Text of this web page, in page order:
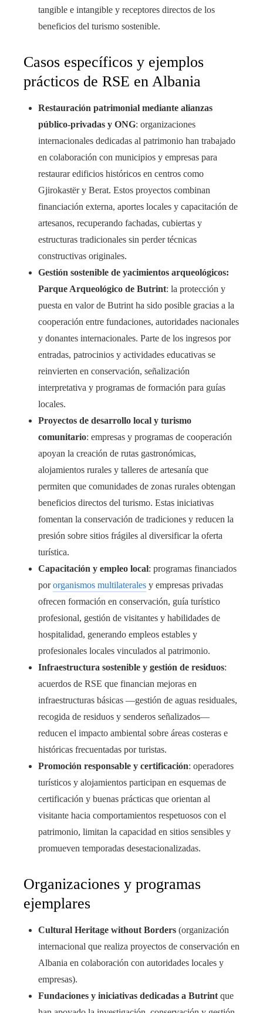
tangible e intangible y receptores directos de los
beneficios del turismo sostenible.
Casos específicos y ejemplos
prácticos de RSE en Albania
Restauración patrimonial mediante alianzas
público-privadas y ONG: organizaciones
internacionales dedicadas al patrimonio han trabajado
en colaboración con municipios y empresas para
restaurar edificios históricos en centros como
Gjirokastër y Berat. Estos proyectos combinan
financiación externa, aportes locales y capacitación de
artesanos, recuperando fachadas, cubiertas y
estructuras tradicionales sin perder técnicas
constructivas originales.
Gestión sostenible de yacimientos arqueológicos:
Parque Arqueológico de Butrint: la protección y
puesta en valor de Butrint ha sido posible gracias a la
cooperación entre fundaciones, autoridades nacionales
y donantes internacionales. Parte de los ingresos por
entradas, patrocinios y actividades educativas se
reinvierten en conservación, señalización
interpretativa y programas de formación para guías
locales.
Proyectos de desarrollo local y turismo
comunitario: empresas y programas de cooperación
apoyan la creación de rutas gastronómicas,
alojamientos rurales y talleres de artesanía que
permiten que comunidades de zonas rurales obtengan
beneficios directos del turismo. Estas iniciativas
fomentan la conservación de tradiciones y reducen la
presión sobre sitios frágiles al diversificar la oferta
turística.
Capacitación y empleo local: programas financiados
pororganismos multilaterales y empresas privadas
ofrecen formación en conservación, guía turístico
profesional, gestión de visitantes y habilidades de
hospitalidad, generando empleos estables y
profesionales locales vinculados al patrimonio.
Infraestructura sostenible y gestión de residuos:
acuerdos de RSE que financian mejoras en
infraestructuras básicas —gestión de aguas residuales,
recogida de residuos y senderos señalizados—
reducen el impacto ambiental sobre áreas costeras e
históricas frecuentadas por turistas.
Promoción responsable y certificación: operadores
turísticos y alojamientos participan en esquemas de
certificación y buenas prácticas que orientan al
visitante hacia comportamientos respetuosos con el
patrimonio, limitan la capacidad en sitios sensibles y
promueven temporadas desestacionalizadas.
Organizaciones y programas
ejemplares
Cultural Heritage without Borders (organización
internacional que realiza proyectos de conservación en
Albania en colaboración con autoridades locales y
empresas).
Fundaciones y iniciativas dedicadas a Butrint que